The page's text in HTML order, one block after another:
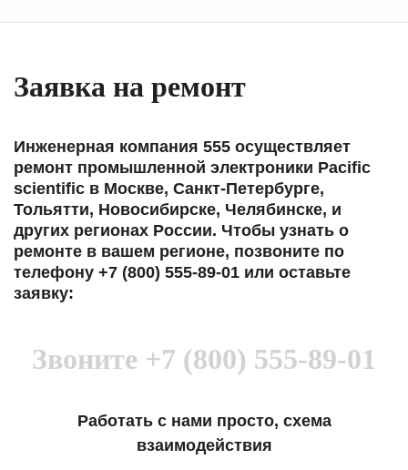
Заявка на ремонт
Инженерная компания 555 осуществляет
ремонт промышленной электроники Pacific
scientifiс в Москве, Санкт-Петербурге,
Тольятти, Новосибирске, Челябинске, и
других регионах России. Чтобы узнать о
ремонте в вашем регионе, позвоните по
телефону +7 (800) 555-89-01 или оставьте
заявку:
Звоните +7 (800) 555-89-01
Работать с нами просто, схема
взаимодействия